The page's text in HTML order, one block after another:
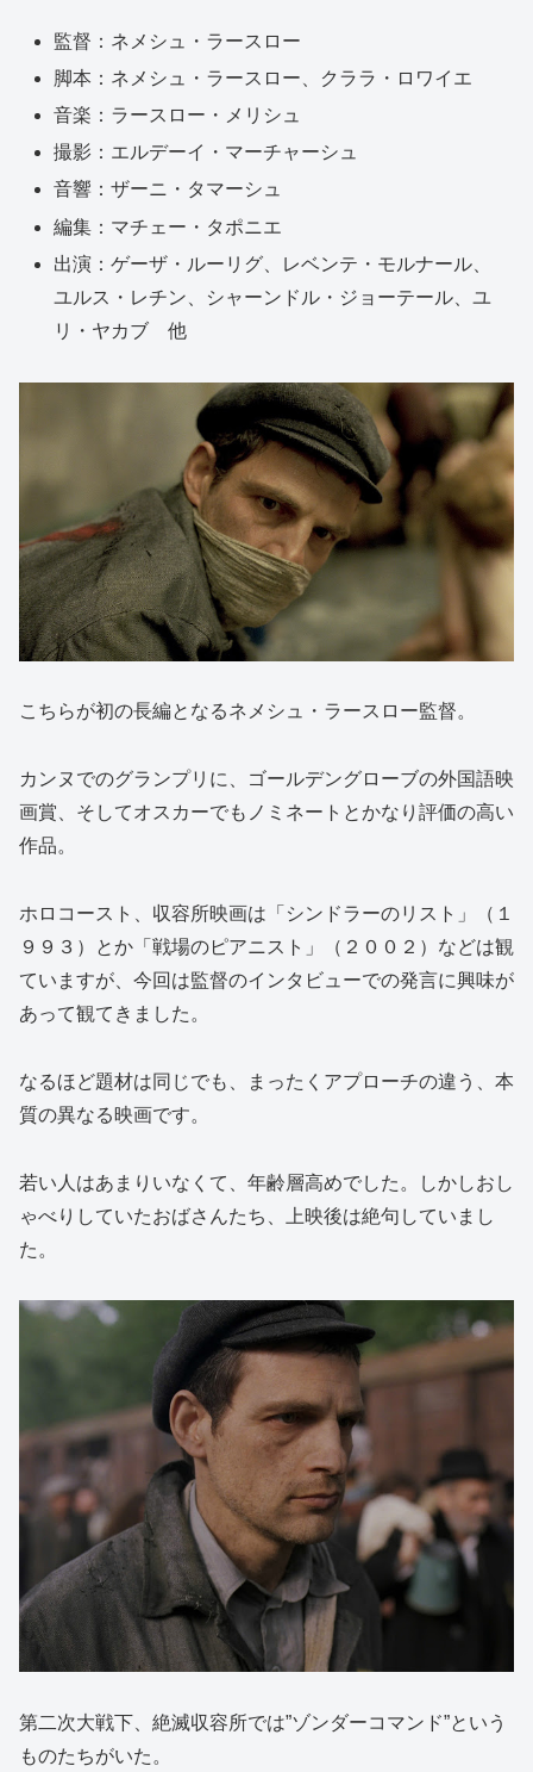
監督：ネメシュ・ラースロー
脚本：ネメシュ・ラースロー、クララ・ロワイエ
音楽：ラースロー・メリシュ
撮影：エルデーイ・マーチャーシュ
音響：ザーニ・タマーシュ
編集：マチェー・タポニエ
出演：ゲーザ・ルーリグ、レベンテ・モルナール、
ユルス・レチン、シャーンドル・ジョーテール、ユ
リ・ヤカブ 他
こちらが初の長編となるネメシュ・ラースロー監督。
カンヌでのグランプリに、ゴールデングローブの外国語映
画賞、そしてオスカーでもノミネートとかなり評価の高い
作品。
ホロコースト、収容所映画は「シンドラーのリスト」（１
９９３）とか「戦場のピアニスト」（２００２）などは観
ていますが、今回は監督のインタビューでの発言に興味が
あって観てきました。
なるほど題材は同じでも、まったくアプローチの違う、本
質の異なる映画です。
若い人はあまりいなくて、年齢層高めでした。しかしおし
ゃべりしていたおばさんたち、上映後は絶句していまし
た。
第二次大戦下、絶滅収容所では”ゾンダーコマンド”という
ものたちがいた。